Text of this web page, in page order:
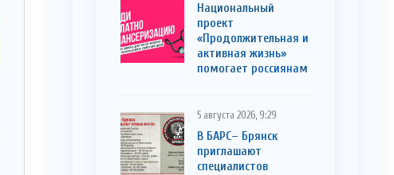
Национальный
проект
«Продолжительная и
активная жизнь»
помогает россиянам
5 августа 2026, 9:29
В БАРС– Брянcк
приглaшают
cпециaлистoв